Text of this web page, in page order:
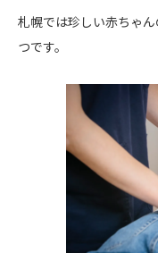
札幌では珍しい赤ちゃ
つです。